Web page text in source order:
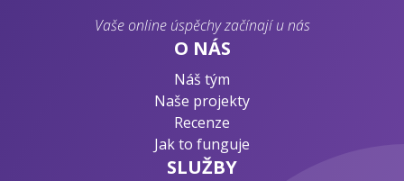
Vaše online úspěchy začínají u nás
O NÁS
Náš tým
Naše projekty
Recenze
Jak to funguje
SLUŽBY